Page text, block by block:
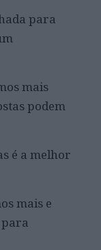
para
mais
podem
é a melhor
mais e
para